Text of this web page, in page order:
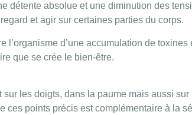
détente absolue et une diminution des
et agir sur certaines parties du corps.
l’organisme d’une accumulation de toxines
que se crée le bien-être.
sur les doigts, dans la paume mais aussi
ces points précis est complémentaire à la